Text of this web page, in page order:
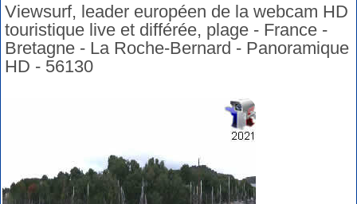
Viewsurf, leader européen de la webcam HD
touristique live et différée, plage - France -
Bretagne - La Roche-Bernard - Panoramique
HD - 56130